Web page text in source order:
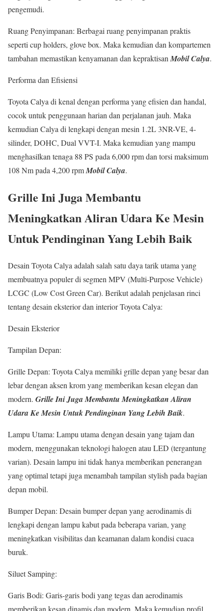
pengemudi.
Ruang Penyimpanan: Berbagai ruang penyimpanan praktis
seperti cup holders, glove box. Maka kemudian dan kompartemen
tambahan memastikan kenyamanan dan kepraktisanMobil Calya.
Performa dan Efisiensi
Toyota Calya di kenal dengan performa yang efisien dan handal,
cocok untuk penggunaan harian dan perjalanan jauh. Maka
kemudian Calya di lengkapi dengan mesin 1.2L 3NR-VE, 4-
silinder, DOHC, Dual VVT-I. Maka kemudian yang mampu
menghasilkan tenaga 88 PS pada 6,000 rpm dan torsi maksimum
108 Nm pada 4,200 rpmMobil Calya.
Grille Ini Juga Membantu
Meningkatkan Aliran Udara Ke Mesin
Untuk Pendinginan Yang Lebih Baik
Desain Toyota Calya adalah salah satu daya tarik utama yang
membuatnya populer di segmen MPV (Multi-Purpose Vehicle)
LCGC (Low Cost Green Car). Berikut adalah penjelasan rinci
tentang desain eksterior dan interior Toyota Calya:
Desain Eksterior
Tampilan Depan:
Grille Depan: Toyota Calya memiliki grille depan yang besar dan
lebar dengan aksen krom yang memberikan kesan elegan dan
modern. Grille Ini Juga Membantu Meningkatkan Aliran
Udara Ke Mesin Untuk Pendinginan Yang Lebih Baik.
Lampu Utama: Lampu utama dengan desain yang tajam dan
modern, menggunakan teknologi halogen atau LED (tergantung
varian). Desain lampu ini tidak hanya memberikan penerangan
yang optimal tetapi juga menambah tampilan stylish pada bagian
depan mobil.
Bumper Depan: Desain bumper depan yang aerodinamis di
lengkapi dengan lampu kabut pada beberapa varian, yang
meningkatkan visibilitas dan keamanan dalam kondisi cuaca
buruk.
Siluet Samping:
Garis Bodi: Garis-garis bodi yang tegas dan aerodinamis
memberikan kesan dinamis dan modern. Maka kemudian profil